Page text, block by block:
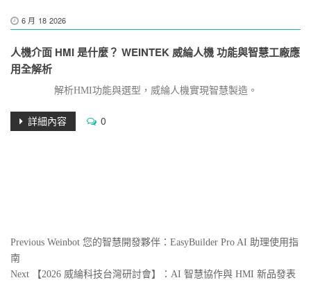
6 月 18 2026
人機介面 HMI 是什麼？ WEINTEK 威綸人機 功能與智慧工廠應
用全解析
解析HMI功能與選型，威綸人機實現智慧製造。
詳細內容 0
文
章
Previous
Post
Previous Weinbot 您的智慧開發夥伴：EasyBuilder Pro AI 助理使用指
南
Next
Next 【2026 威綸科技台灣研討會】：AI 智慧協作與 HMI 新品發表